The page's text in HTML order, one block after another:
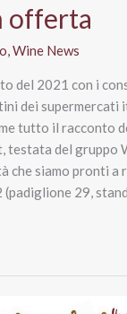
offerta
,Wine News
del 2021 con i
dei supermercati
tutto il racconto
testata del gruppo
che siamo pronti a
29,